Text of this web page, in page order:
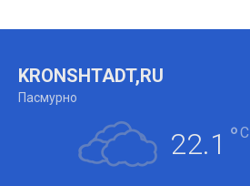
KRONSHTADT,RU
Пасмурно
22.1 °C